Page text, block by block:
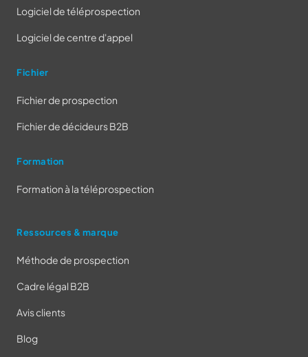
Logiciel de téléprospection
Logiciel de centre d'appel
Fichier
Fichier de prospection
Fichier de décideurs B2B
Formation
Formation à la téléprospection
Ressources & marque
Méthode de prospection
Cadre légal B2B
Avis clients
Blog